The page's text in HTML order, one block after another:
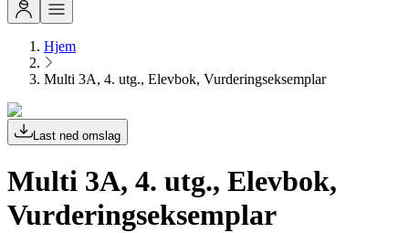
Hjem
Multi 3A, 4. utg., Elevbok, Vurderingseksemplar
Last ned omslag
Multi 3A, 4. utg., Elevbok,
Vurderingseksemplar